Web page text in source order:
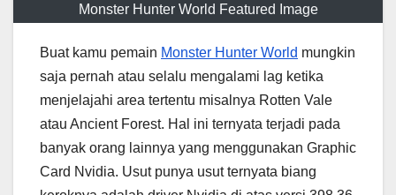
Monster Hunter World Featured Image
Buat kamu pemain Monster Hunter World mungkin
saja pernah atau selalu mengalami lag ketika
menjelajahi area tertentu misalnya Rotten Vale
atau Ancient Forest. Hal ini ternyata terjadi pada
banyak orang lainnya yang menggunakan Graphic
Card Nvidia. Usut punya usut ternyata biang